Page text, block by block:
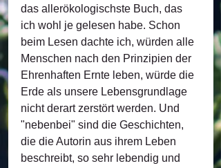
das allerökologischste Buch, das
ich wohl je gelesen habe. Schon
beim Lesen dachte ich, würden alle
Menschen nach den Prinzipien der
Ehrenhaften Ernte leben, würde die
Erde als unsere Lebensgrundlage
nicht derart zerstört werden. Und
"nebenbei" sind die Geschichten,
die die Autorin aus ihrem Leben
beschreibt, so sehr lebendig und